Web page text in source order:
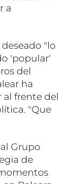
a
"lo
'popular'
del
ha
al frente del
"Que
Grupo
de